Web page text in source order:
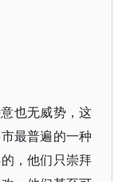
也无威势，这
最普遍的一种
，他们只崇拜